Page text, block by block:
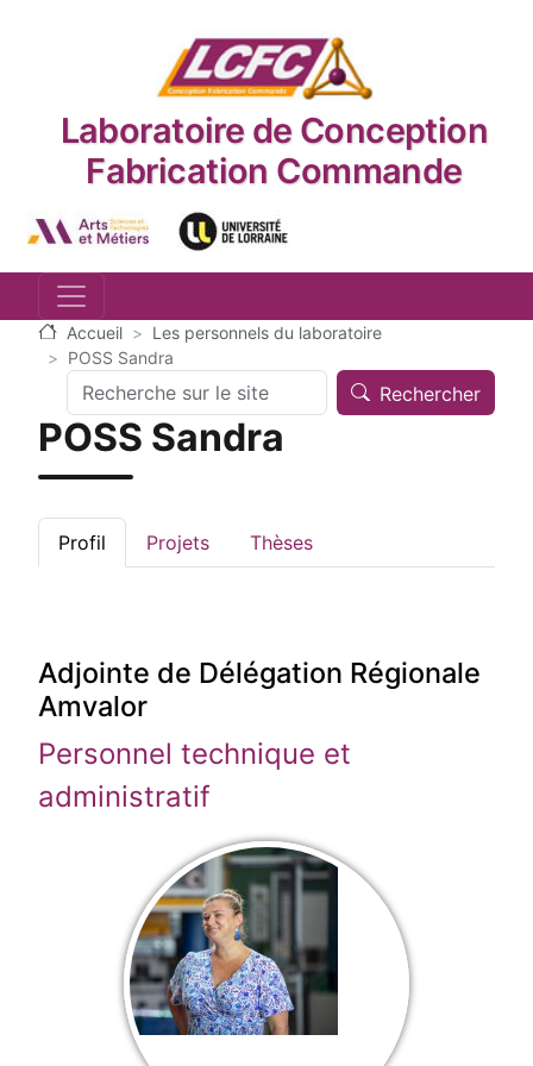
Laboratoire de Conception
Fabrication Commande
Logo_image Logo_image
Accueil
Les personnels du laboratoire
POSS Sandra
Search Rechercher
POSS Sandra
Profil Projets Thèses
Adjointe de Délégation Régionale
Amvalor
Personnel technique et
administratif